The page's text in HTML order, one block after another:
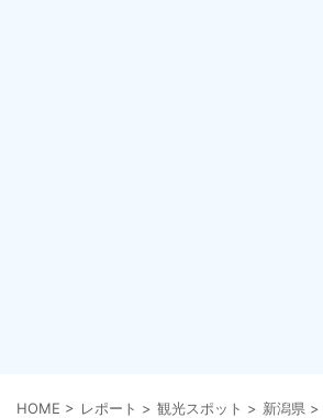
HOME > レポート > 観光スポット > 新潟県 >